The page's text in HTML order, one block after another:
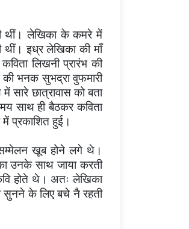
थीं। लेखिका के कमरे में
थीं। इध्र लेखिका की माँ
लिखनी प्रारंभ की
की भनक सुभद्रा वुफमारी
सारे छात्रावास को बता
साथ ही बैठकर कविता
प्रकाशित हुई।
खूब होने लगे थे।
उनके साथ जाया करती
होते थे। अतः लेखिका
सुनने के लिए बचे नै रहती